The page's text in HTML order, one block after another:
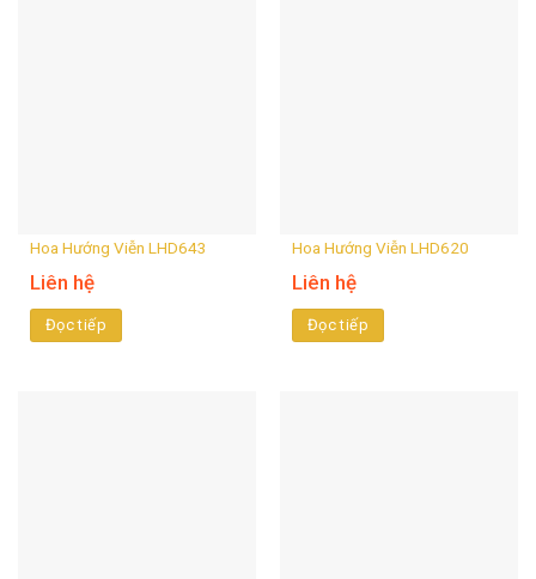
Hoa Hướng Viễn LHD643
Liên hệ
Đọc tiếp
Hoa Hướng Viễn LHD620
Liên hệ
Đọc tiếp